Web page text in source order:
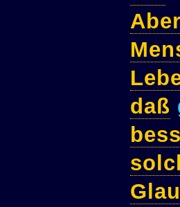
Aber
daß